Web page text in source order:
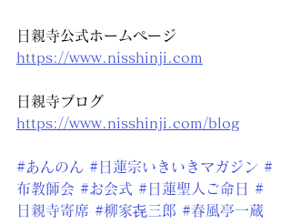
日親寺公式ホームページ
https://www.nisshinji.com
日親寺ブログ
https://www.nisshinji.com/blog
#あんのん #日蓮宗いきいきマガジン #
布教師会 #お会式 #日蓮聖人ご命日
#
日親寺寄席 #柳家㐂三郎 #春風亭一蔵